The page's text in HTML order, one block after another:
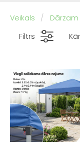
Veikals
Filtrs